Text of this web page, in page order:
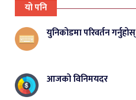
यो पनि
युनिकोडमा परिवर्तन गर्नुहोस्
आजको विनिमयदर